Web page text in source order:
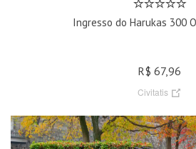
Ingresso do Harukas 300
R$ 67,96
Civitatis